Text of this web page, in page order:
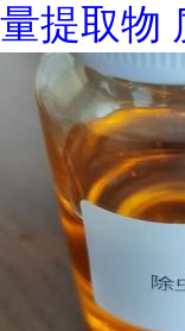
量提取物